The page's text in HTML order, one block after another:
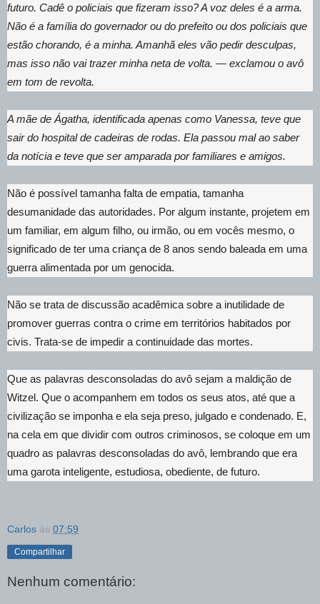
futuro. Cadê o policiais que fizeram isso? A voz deles é a arma.
Não é a família do governador ou do prefeito ou dos policiais que
estão chorando, é a minha. Amanhã eles vão pedir desculpas,
mas isso não vai trazer minha neta de volta. — exclamou o avô
em tom de revolta.
A mãe de Ágatha, identificada apenas como Vanessa, teve que
sair do hospital de cadeiras de rodas. Ela passou mal ao saber
da notícia e teve que ser amparada por familiares e amigos.
Não é possível tamanha falta de empatia, tamanha
desumanidade das autoridades. Por algum instante, projetem em
um familiar, em algum filho, ou irmão, ou em vocês mesmo, o
significado de ter uma criança de 8 anos sendo baleada em uma
guerra alimentada por um genocida.
Não se trata de discussão acadêmica sobre a inutilidade de
promover guerras contra o crime em territórios habitados por
civis. Trata-se de impedir a continuidade das mortes.
Que as palavras desconsoladas do avô sejam a maldição de
Witzel. Que o acompanhem em todos os seus atos, até que a
civilização se imponha e ela seja preso, julgado e condenado. E,
na cela em que dividir com outros criminosos, se coloque em um
quadro as palavras desconsoladas do avô, lembrando que era
uma garota inteligente, estudiosa, obediente, de futuro.
Carlos às 07:59
Compartilhar
Nenhum comentário: